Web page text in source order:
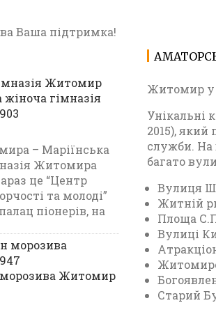
Житомир у
Унікальні
2015), який
служби. На
багато
Вулиця
Житній
Площа
Вулиці
Старий
Ваша підтримка!
жіноча гімназія
– Маріїнська
Житомира
це “Центр
та молоді”
піонерів, на
Житомир